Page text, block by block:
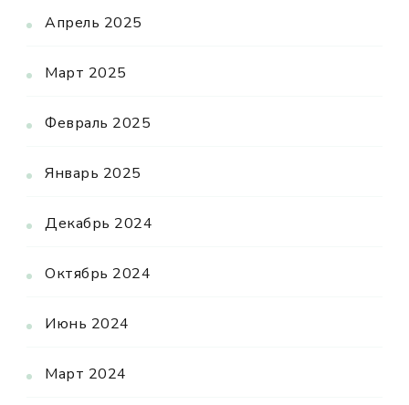
Апрель 2025
Март 2025
Февраль 2025
Январь 2025
Декабрь 2024
Октябрь 2024
Июнь 2024
Март 2024